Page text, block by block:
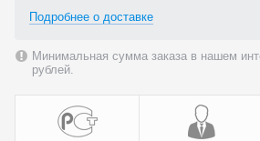
Подробнее о доставке
Минимальная сумма заказа в нашем
рублей.